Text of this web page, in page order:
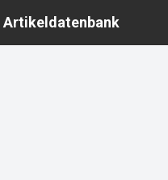
Artikeldatenbank